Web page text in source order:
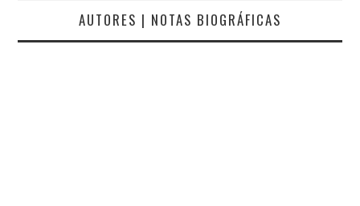
AUTORES | NOTAS BIOGRÁFICAS